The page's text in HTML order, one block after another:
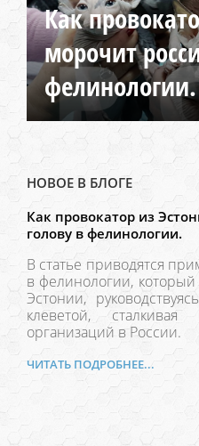
Как
морочит
фелинологии.
НОВОЕ В БЛОГЕ
Как провокатор из
голову в фелинологии.
В статье приводятся
в фелинологии, который
Эстонии,
клеветой,
организаций в России.
ЧИТАТЬ ПОДРОБНЕЕ...